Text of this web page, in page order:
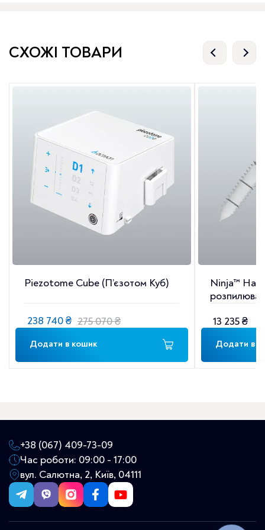
СХОЖІ ТОВАРИ
Piezotome Cube (П’єзотом Куб)
275 070₴
Оригінальна
ціна:
275
070 ₴.
238 740₴
Поточна
ціна:
238
740 ₴.
Додати в кошик
Ninja™
13 235₴
Додати в
+38 (067) 409-73-09
Час роботи: 09:00 - 17:00
вул. Салютна, 2, Київ, 04111